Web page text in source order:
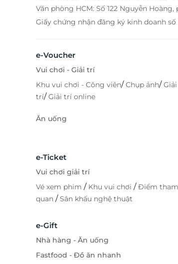
Văn phòng HCM: Số 122 Nguyễn
Giấy chứng nhận đăng ký kinh doanh số
e-Voucher
Vui chơi - Giải trí
Khu vui chơi - Công viên/Chụp ảnh/Giải
trí/Giải trí online
Ăn uống
e-Ticket
Vui chơi giải trí
Vé xem phim / Khu vui chơi /Điểm tham
quan /Sân khấu nghệ thuật
e-Gift
Nhà hàng - Ăn uống
Fastfood - Đồ ăn nhanh